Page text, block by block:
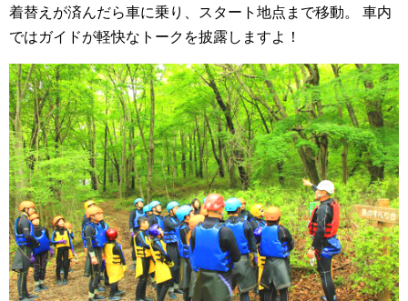
着替えが済んだら車に乗り、スタート地点まで移動。
車内
ではガイドが軽快なトークを披露しますよ！